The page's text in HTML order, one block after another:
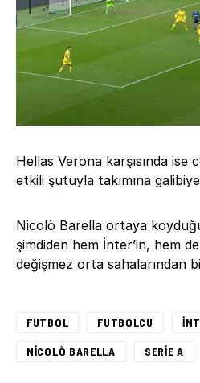
Hellas Verona karşısında ise
etkili şutuyla takımına
Nicolò Barella ortaya
şimdiden hem İnter’in, hem
değişmez orta sahalarından
FUTBOL FUTBOLCU
NICOLÒ BARELLA SERIE A